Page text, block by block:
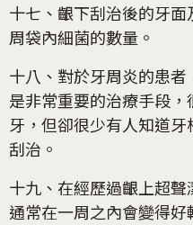
十七、齦下刮治後的牙
周袋內細菌的數量。
十八、對於牙周炎的患
是非常重要的治療手段
牙，但卻很少有人知道
刮治。
十九、在經歷過齦上超
通常在一周之內會變得好